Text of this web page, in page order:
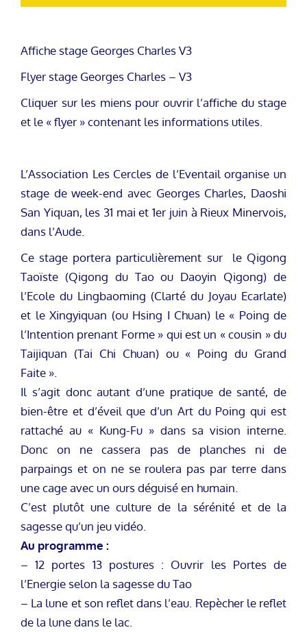
Affiche stage Georges Charles V3
Flyer stage Georges Charles – V3
Cliquer sur les miens pour ouvrir l’affiche du stage
et le « flyer » contenant les informations utiles.
L’Association Les Cercles de l’Eventail organise un
stage de week-end avec Georges Charles, Daoshi
San Yiquan, les 31 mai et 1er juin à Rieux Minervois,
dans l’Aude.
Ce stage portera particulièrement sur le Qigong
Taoïste (Qigong du Tao ou Daoyin Qigong) de
l’Ecole du Lingbaoming (Clarté du Joyau Ecarlate)
et le Xingyiquan (ou Hsing I Chuan) le « Poing de
l’Intention prenant Forme » qui est un « cousin » du
Taijiquan (Tai Chi Chuan) ou « Poing du Grand
Faite ».
Il s’agit donc autant d’une pratique de santé, de
bien-être et d’éveil que d’un Art du Poing qui est
rattaché au « Kung-Fu » dans sa vision interne.
Donc on ne cassera pas de planches ni de
parpaings et on ne se roulera pas par terre dans
une cage avec un ours déguisé en humain.
C’est plutôt une culture de la sérénité et de la
sagesse qu’un jeu vidéo.
Au programme :
– 12 portes 13 postures : Ouvrir les Portes de
l’Energie selon la sagesse du Tao
– La lune et son reflet dans l’eau. Repècher le reflet
de la lune dans le lac.